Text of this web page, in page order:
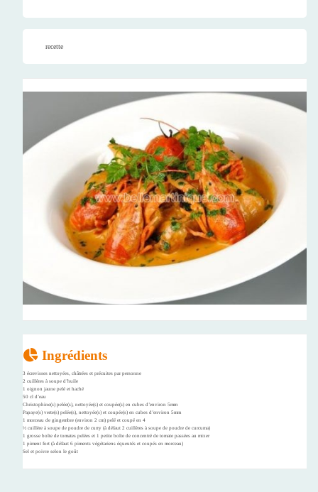
recette
Ingrédients
3 écrevisses nettoyées, châtrées et précuites par personne
2 cuillères à soupe d’huile
1 oignon jaune pelé et haché
50 cl d’eau
Christophine(s) pelée(s), nettoyée(s) et coupée(s) en cubes d’environ 5mm
Papaye(s) verte(s) pelée(s), nettoyée(s) et coupée(s) en cubes d’environ 5mm
1 morceau de gingembre (environ 2 cm) pelé et coupé en 4
½ cuillère à soupe de poudre de curry (à défaut 2 cuillères à soupe de poudre de curcuma)
1 grosse boîte de tomates pelées et 1 petite boîte de concentré de tomate passées au mixer
1 piment fort (à défaut 6 piments végétariens équeutés et coupés en morceau)
Sel et poivre selon le goût